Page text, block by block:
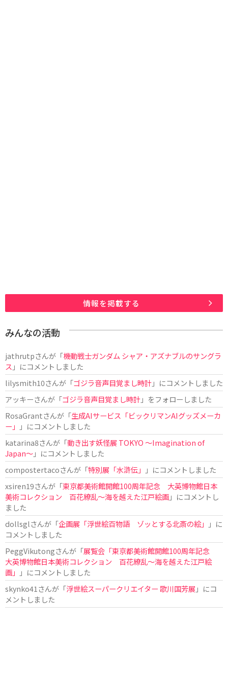
情報を掲載する
みんなの活動
jathrutpさんが「機動戦士ガンダム シャア・アズナブルのサングラ
ス 」にコメントしました
lilysmith10さんが「ゴジラ音声目覚まし時計」にコメントしました
アッキーさんが「ゴジラ音声目覚まし時計」をフォローしました
RosaGrantさんが「生成AIサービス「ビックリマンAIグッズメーカ
ー」
」にコメントしました
katarina8さんが「動き出す妖怪展 TOKYO 〜Imagination of
Japan〜」にコメントしました
compostertacoさんが「特別展「水滸伝」
」にコメントしました
xsiren19さんが「東京都美術館開館100周年記念 大英博物館日本
美術コレクション 百花繚乱～海を越えた江戸絵画」にコメントし
ました
dollsglさんが「企画展「浮世絵百物語 ゾッとする北斎の絵」
」に
コメントしました
PeggVikutongさんが「展覧会「東京都美術館開館100周年記念
大英博物館日本美術コレクション 百花繚乱〜海を越えた江戸絵
画」
」にコメントしました
skynko41 さんが「浮世絵スーパークリエイター 歌川国芳展 」にコ
メントしました